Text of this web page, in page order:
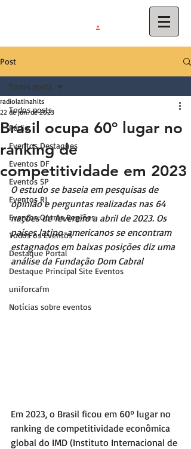
.
Post
Todos posts
Rádio
Eventos Destaques
Eventos DF
Eventos SP
Eventos RJ
Eventos Outras Regiões
Todos os Eventos
Destaque Portal
Destaque Principal Site Eventos
uniforcafm
Notícias sobre eventos
Todos posts
Brasil ocupa 60º lugar no
ranking de
competitividade em 2023
radiolatinahits
22 de jun. de 2023
O estudo se baseia em pesquisas de
opinião e perguntas realizadas nas 64
nações de fevereiro a abril de 2023. Os
países latino-americanos se encontram
estagnados em baixas posições diz uma
análise da Fundação Dom Cabral
Em 2023, o Brasil ficou em 60º lugar no
ranking de competitividade econômica
global do IMD (Instituto Internacional de